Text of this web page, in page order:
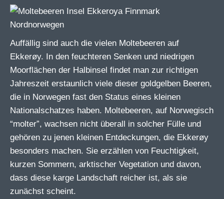
Auffällig sind auch die vielen Moltebeeren auf
Ekkerøy. In den feuchteren Senken und niedrigen
Moorflächen der Halbinsel findet man zur richtigen
Jahreszeit erstaunlich viele dieser goldgelben Beeren,
die in Norwegen fast den Status eines kleinen
Nationalschatzes haben. Moltebeeren, auf Norwegisch
“molter”, wachsen nicht überall in solcher Fülle und
gehören zu jenen kleinen Entdeckungen, die Ekkerøy
besonders machen. Sie erzählen von Feuchtigkeit,
kurzen Sommern, arktischer Vegetation und davon,
dass diese karge Landschaft reicher ist, als sie
zunächst scheint.